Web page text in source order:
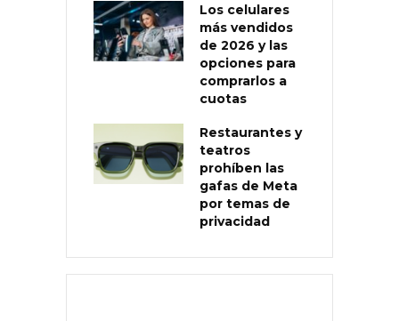
Los celulares
más vendidos
de 2026 y las
opciones para
comprarlos a
cuotas
Restaurantes y
teatros
prohíben las
gafas de Meta
por temas de
privacidad